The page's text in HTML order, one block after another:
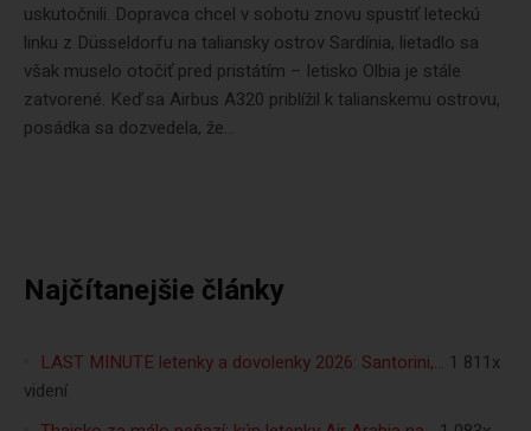
uskutočnili. Dopravca chcel v sobotu znovu spustiť leteckú
linku z Düsseldorfu na taliansky ostrov Sardínia, lietadlo sa
však muselo otočiť pred pristátím – letisko Olbia je stále
zatvorené. Keď sa Airbus A320 priblížil k talianskemu ostrovu,
posádka sa dozvedela, že...
Najčítanejšie články
LAST MINUTE letenky a dovolenky 2026: Santorini,… 1 811x
videní